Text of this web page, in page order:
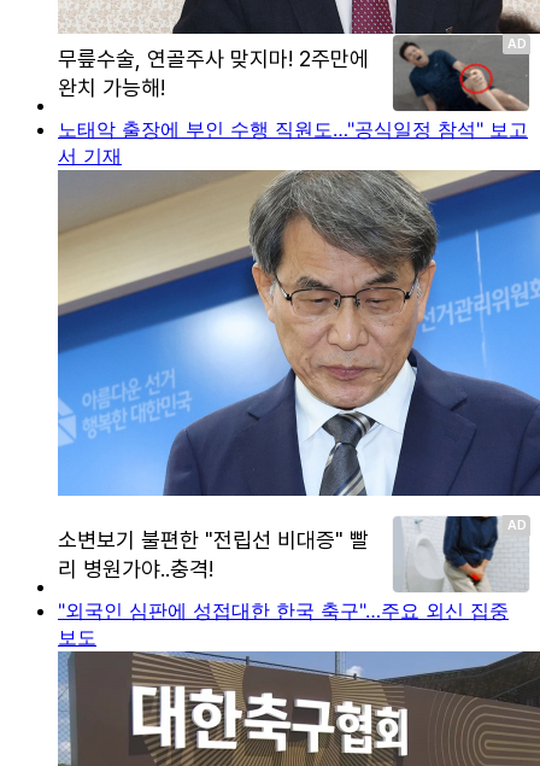
노태악 출장에 부인 수행 직원도…"공식일정 참석" 보고
서 기재
"외국인 심판에 성접대한 한국 축구"…주요 외신 집중
보도